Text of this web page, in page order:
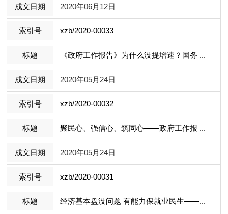
2020年06月12日
xzb/2020-00033
《政府工作报告》为什么没提增速？国务 ...
2020年05月24日
xzb/2020-00032
聚民心、强信心、筑同心——政府工作报 ...
2020年05月24日
xzb/2020-00031
经济基本盘没问题 有能力保就业民生——...